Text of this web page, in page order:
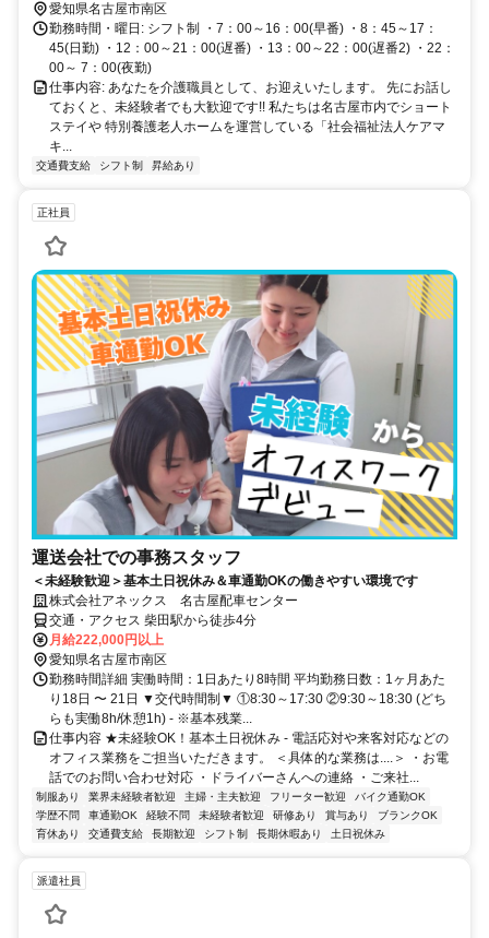
カ徒歩2分の通勤しやすい施設です！ 南区だけでなく緑区、熱田区、
南区、港区、東海市、大府市 などから出勤されている方もいますよ♪
愛知県名古屋市南区
勤務時間・曜日: シフト制 ・7：00～16：00(早番) ・8：45～17：
45(日勤) ・12：00～21：00(遅番) ・13：00～22：00(遅番2) ・22：
00～ 7：00(夜勤)
仕事内容: あなたを介護職員として、お迎えいたします。 先にお話し
ておくと、未経験者でも大歓迎です!! 私たちは名古屋市内でショート
ステイや 特別養護老人ホームを運営している「社会福祉法人ケアマ
キ...
交通費支給 シフト制 昇給あり
正社員
運送会社での事務スタッフ
＜未経験歓迎＞基本土日祝休み＆車通勤OKの働きやすい環境です
株式会社アネックス 名古屋配車センター
交通・アクセス 柴田駅から徒歩4分
月給222,000円以上
愛知県名古屋市南区
勤務時間詳細 実働時間：1日あたり8時間 平均勤務日数：1ヶ月あた
り18日 〜 21日 ▼交代時間制▼ ①8:30～17:30 ②9:30～18:30 (どち
らも実働8h/休憩1h) - ※基本残業...
仕事内容 ★未経験OK！基本土日祝休み - 電話応対や来客対応などの
オフィス業務をご担当いただきます。 ＜具体的な業務は....＞ ・お電
話でのお問い合わせ対応 ・ドライバーさんへの連絡 ・ご来社...
制服あり 業界未経験者歓迎 主婦・主夫歓迎 フリーター歓迎
バイク通勤OK
学歴不問
車通勤OK 経験不問 未経験者歓迎 研修あり 賞与あり
ブランクOK
育休あり
交通費支給 長期歓迎 シフト制 長期休暇あり 土日祝休み
派遣社員